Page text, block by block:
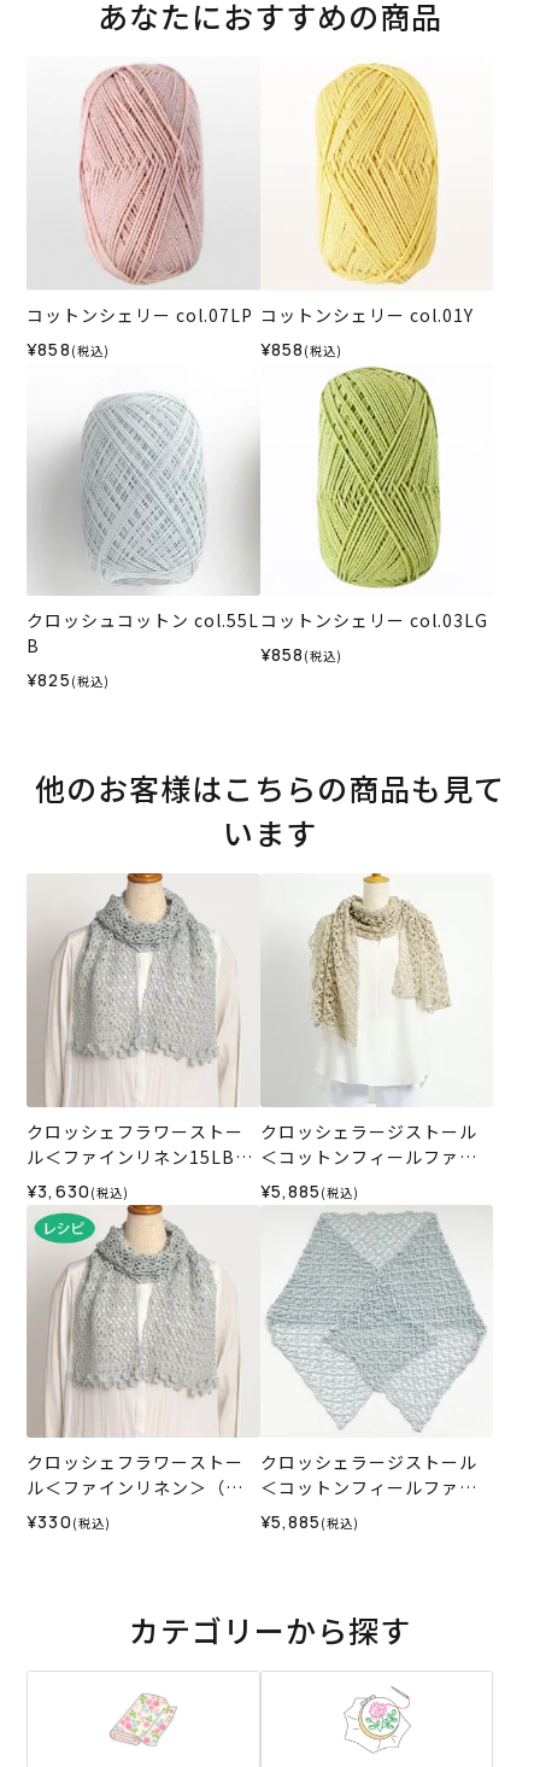
あなたにおすすめの商品
コットンシェリー col.07LP
¥858 (税込)
コットンシェリー col.01Y
¥858 (税込)
クロッシュコットン col.55L
B
¥825 (税込)
コットンシェリー col.03LG
¥858 (税込)
他のお客様はこちらの商品も見て
います
クロッシェフラワーストー
ル＜ファインリネン15LB＞
（編み物 材料セット）
¥3,630 (税込)
クロッシェラージストール
＜コットンフィールファイ
ン33GR＞（編み物 材料セ
ット）
¥5,885 (税込)
クロッシェフラワーストー
ル＜ファインリネン＞（レ
シピ）
¥330 (税込)
クロッシェラージストール
＜コットンフィールファイ
ン07LB＞（編み物 材料セッ
ト）
¥5,885 (税込)
カテゴリーから探す